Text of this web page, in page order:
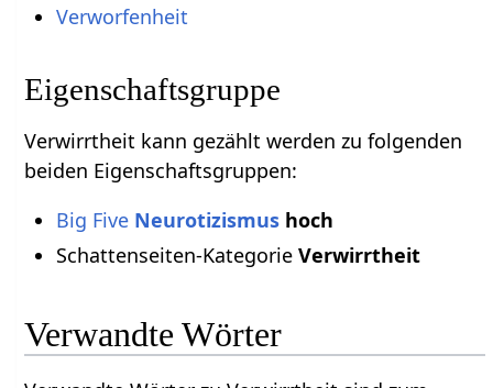
Verworfenheit
Eigenschaftsgruppe
Verwirrtheit kann gezählt werden zu folgenden
beiden Eigenschaftsgruppen:
Big Five Neurotizismushoch
Schattenseiten-Kategorie Verwirrtheit
Verwandte Wörter